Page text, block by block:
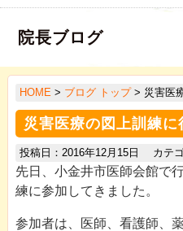
院長ブログ
HOME > ブログ トップ> 災害医
災害医療の図上訓練に
投稿日：2016年12月15日 カテゴ
先日、小金井市医師会館で
練に参加してきました。
参加者は、医師、看護師、